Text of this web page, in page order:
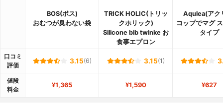
BOS(ボス)
おむつが臭わない袋
TRICK HOLIC(トリッ
クホリック)
Silicone bib twinke お
食事エプロン
Aqulea(アク
コップでマグ
タイプ
口コミ
評価
3.15(6) 3.15(1)
値段
料金
¥1,365 ¥1,590 ¥627